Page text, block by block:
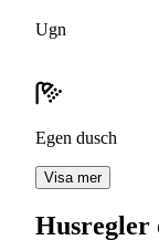
Ugn
Egen dusch
Visa mer
Husregler